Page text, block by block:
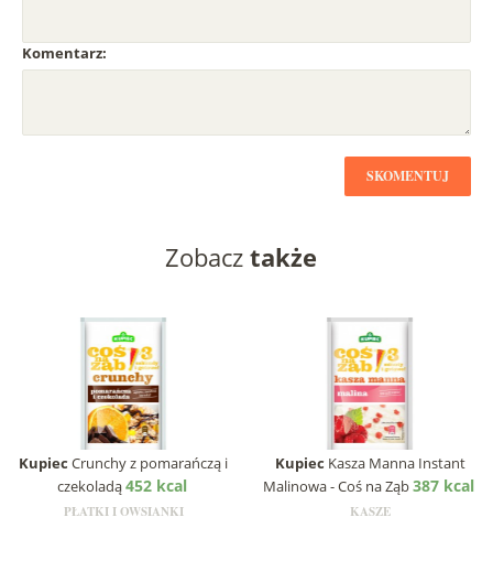
Komentarz:
SKOMENTUJ
Zobacz także
Kupiec Crunchy z pomarańczą i
czekoladą452 kcal
PŁATKI I OWSIANKI
Kupiec Kasza Manna Instant
Malinowa - Coś na Ząb387 kcal
KASZE